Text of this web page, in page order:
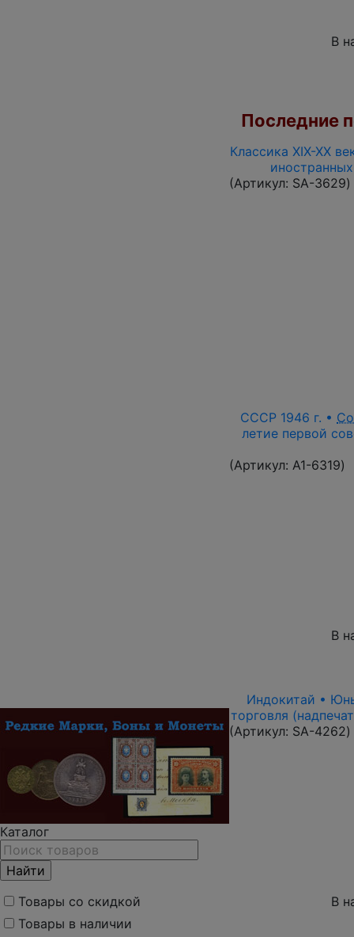
Каталог
Товары со скидкой
Товары в наличии
В
Последние
Классика XIX-XX
(Артикул: SA-3629)
СССР 1946 г. •
летие первой
(Артикул: A1-6319)
В
Индокитай •
торговля
(Артикул: SA-4262)
В